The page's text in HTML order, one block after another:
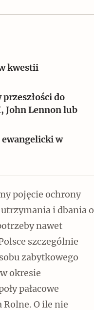
kwestii
do
John Lennon lub
ewangelicki w
pojęcie ochrony
i dbania o
nawet
szczególnie
zabytkowego
okresie
pałacowe
Rolne. O ile nie